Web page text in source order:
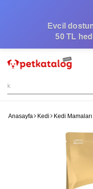
Evcil
50 TL
Anasayfa Kedi Kedi Mamaları